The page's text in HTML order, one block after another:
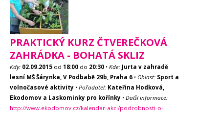
PRAKTICKÝ KURZ ČTVEREČKOVÁ
ZAHRÁDKA - BOHATÁ SKLIZ
Kdy: 02.09.2015 od 18:00 do 20:30 • Kde: Jurta v zahradě
lesní MŠ Šárynka, V Podbabě 29b, Praha 6 • Oblast: Sport a
volnočasové aktivity • Pořadatel: Kateřina Hodková,
Ekodomov a Laskominky pro kořínky • Další informace:
http://www.ekodomov.cz/kalendar-akci/podrobnosti-o-